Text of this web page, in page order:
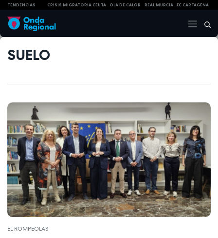
TENDENCIAS CRISIS MIGRATORIA CEUTA OLA DE CALOR REAL MURCIA FC CARTAGENA
SUELO
EL ROMPEOLAS